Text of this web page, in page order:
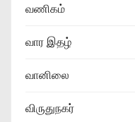
வணிகம்
வார இதழ்
வானிலை
விருதுநகர்